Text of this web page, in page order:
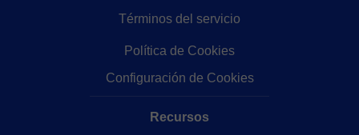
Términos del servicio
Política de Cookies
Configuración de Cookies
Recursos